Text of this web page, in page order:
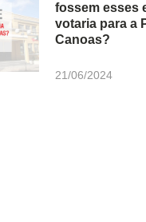
fossem esses
votaria para a
Canoas?
21/06/2024